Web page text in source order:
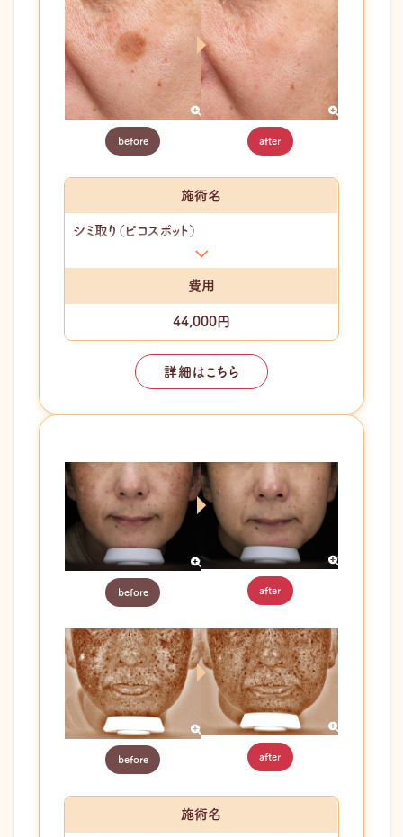
before after
施術名
シミ取り（ピコスポット）
費用
44,000円
詳細はこちら
before after
before after
施術名